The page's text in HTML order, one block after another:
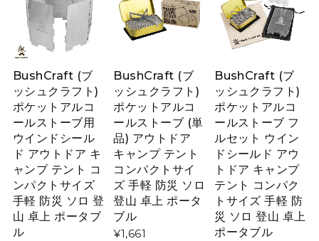
BushCraft (ブ
ッシュクラフト)
ポケットアルコ
ールストーブ用
ウインドシール
ド アウトドア キ
ャンプ テント コ
ンパクトサイズ
手軽 防災 ソロ 登
山 卓上 ポータブ
ル
BushCraft (ブ
ッシュクラフト)
ポケットアルコ
ールストーブ (単
品) アウトドア
キャンプ テント
コンパクトサイ
ズ 手軽 防災 ソロ
登山 卓上 ポータ
ブル
¥1,661
BushCraft (ブ
ッシュクラフト)
ポケットアルコ
ールストーブ フ
ルセット ウイン
ドシールド アウ
トドア キャンプ
テント コンパク
トサイズ 手軽 防
災 ソロ 登山 卓上
ポータブル